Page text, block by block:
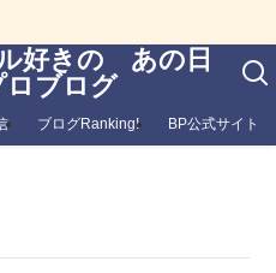
好きの あの日
ロブログ
ブログRanking! BP公式サイト